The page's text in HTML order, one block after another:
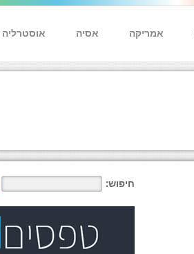
אמריקה אסיה אוסטרליה
חיפוש: